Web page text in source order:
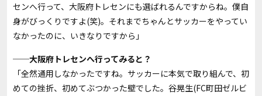
センへ行って、大阪府トレセンにも選ばれるんですからね。僕自
身がびっくりですよ(笑)。それまでちゃんとサッカーをやってい
なかったのに、いきなりですから」
──大阪府トレセンへ行ってみると？
「全然通用しなかったですね。サッカーに本気で取り組んで、初
めての挫折、初めてぶつかった壁でした。谷晃生(FC町田ゼルビ